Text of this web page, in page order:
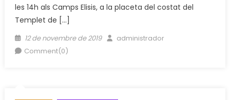
les 14h als Camps Elisis, a la placeta del costat del
Templet de […]
Posted
on
12 de novembre de 2019 Author
administrador
Comment(0)